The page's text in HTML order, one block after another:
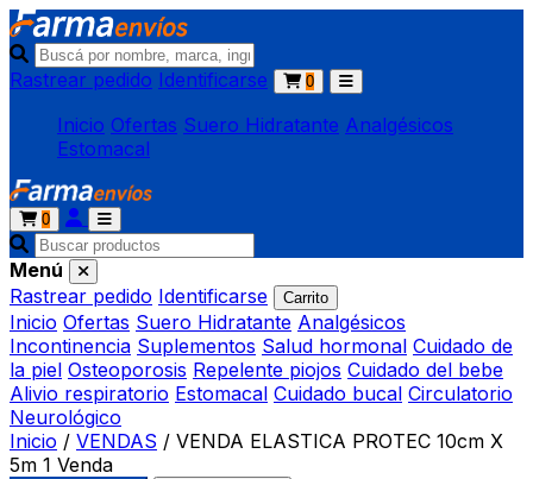
Rastrear pedido Identificarse 0
Inicio Ofertas Suero Hidratante Analgésicos
Estomacal
0
Menú
Rastrear pedido Identificarse Carrito
Inicio Ofertas Suero Hidratante Analgésicos
Incontinencia Suplementos Salud hormonal Cuidado de
la piel Osteoporosis Repelente piojos Cuidado del bebe
Alivio respiratorio Estomacal Cuidado bucal Circulatorio
Neurológico
Inicio / VENDAS / VENDA ELASTICA PROTEC 10cm X
5m 1 Venda